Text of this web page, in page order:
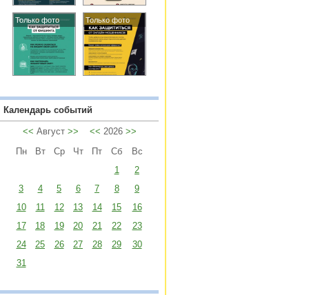
Только фото Только фото
Календарь событий
<< Август >> << 2026 >>
Пн
Вт Ср Чт Пт Сб
Вс
1
2
3
4 5 6 7 8
9
10
11 12 13 14 15
16
17
18 19 20 21 22
23
24
25 26 27 28 29
30
31